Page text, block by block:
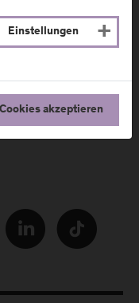
Einstellungen
akzeptieren